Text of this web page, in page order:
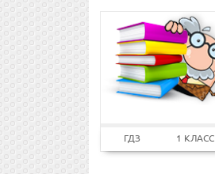
ГДЗ 1 КЛАСС